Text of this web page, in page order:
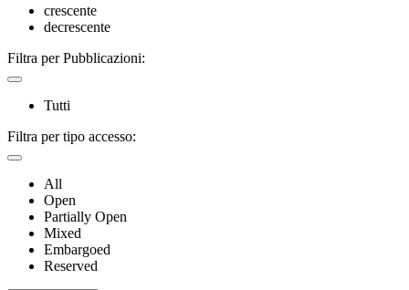
crescente
decrescente
Filtra per Pubblicazioni:
Tutti
Filtra per tipo accesso:
All
Open
Partially Open
Mixed
Embargoed
Reserved